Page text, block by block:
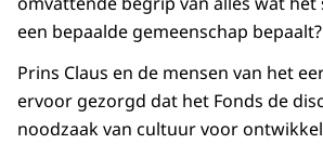
een bepaalde gemeenschap bepaalt?
Prins Claus en de mensen van het
ervoor gezorgd dat het Fonds de
noodzaak van cultuur voor